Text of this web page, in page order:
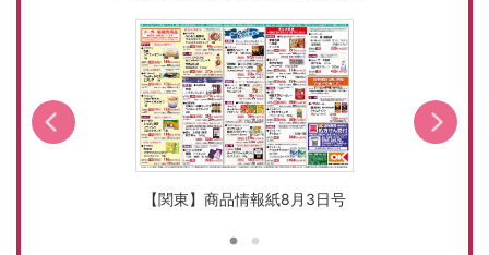
【関東】商品情報紙8月3日号